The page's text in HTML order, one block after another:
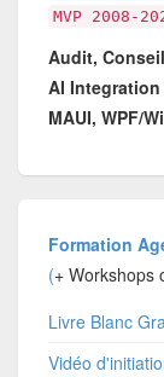
MVP 2008-
Audit,
AI
MAUI, WPF/
Formation
(+ Workshops
Livre Blanc
Vidéo